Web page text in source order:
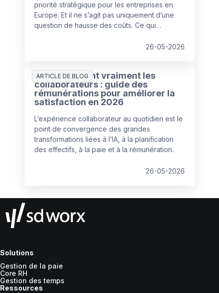
priorité stratégique pour les entreprises en
Europe. Et il ne s’agit pas uniquement d’une
question de hausse des coûts. Ce qui
nouvel équilibre entre les talents humains et
des opérations.
26-05-2026
ARTICLE DE BLOG
Ce que veulent vraiment les
collaborateurs : guide des
rémunérations pour améliorer la
satisfaction en 2026
L’expérience collaborateur au quotidien est le
point de convergence des grandes
transformations liées à l’IA, à la planification
des effectifs, à la paie et à la rémunération.
26-05-2026
Solutions
Gestion de la paie
Core RH
Gestion des temps
Ressources